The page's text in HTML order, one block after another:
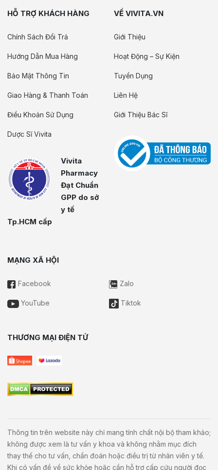
HỖ TRỢ KHÁCH HÀNG
Chính Sách Đổi Trả
Hướng Dẫn Mua Hàng
Bảo Mật Thông Tin
Giao Hàng & Thanh Toán
Điều Khoản Sử Dụng
Dược Sĩ Vivita
Vivita
Pharmacy
Đạt Chuẩn
GPP do sở
y tế
Tp.HCM cấp
VỀ VIVITA.VN
Giới Thiệu
Hoạt Động – Sự Kiện
Tuyển Dụng
Liên Hệ
Giới Thiệu Bác Sĩ
MẠNG XÃ HỘI
Facebook Zalo
YouTube Tiktok
THƯƠNG MẠI ĐIỆN TỬ
Thông tin trên website này chỉ mang tính chất nội bộ tham khảo;
không được xem là tư vấn y khoa và không nhằm mục đích
thay thế cho tư vấn, chẩn đoán hoặc điều trị từ nhân viên y tế.
Khi có vấn đề về sức khỏe hoặc cần hỗ trợ cấp cứu người đọc